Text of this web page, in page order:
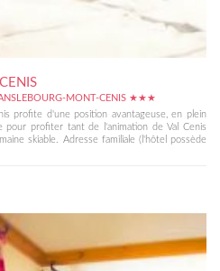
MONT-CENIS ★★★
profite d'une position avantageuse, en plein
pour profiter tant de l'animation de Val Cenis
skiable. Adresse familiale (l'hôtel possède